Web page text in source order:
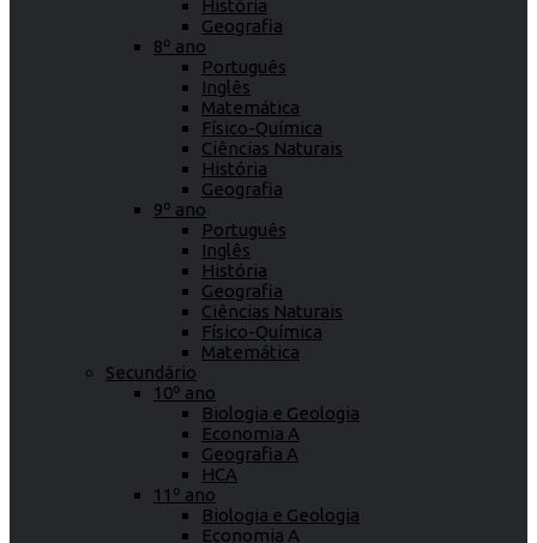
História
Geografia
8º ano
Português
Inglês
Matemática
Físico-Química
Ciências Naturais
História
Geografia
9º ano
Português
Inglês
História
Geografia
Ciências Naturais
Físico-Química
Matemática
Secundário
10º ano
Biologia e Geologia
Economia A
Geografia A
HCA
11º ano
Biologia e Geologia
Economia A